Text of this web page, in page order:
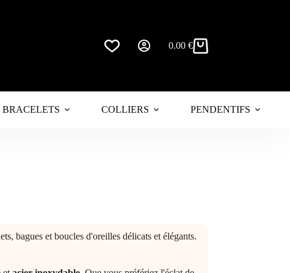
Panier
0.00 €
BRACELETS COLLIERS PENDENTIFS
bagues et boucles d'oreilles délicats et élégants.